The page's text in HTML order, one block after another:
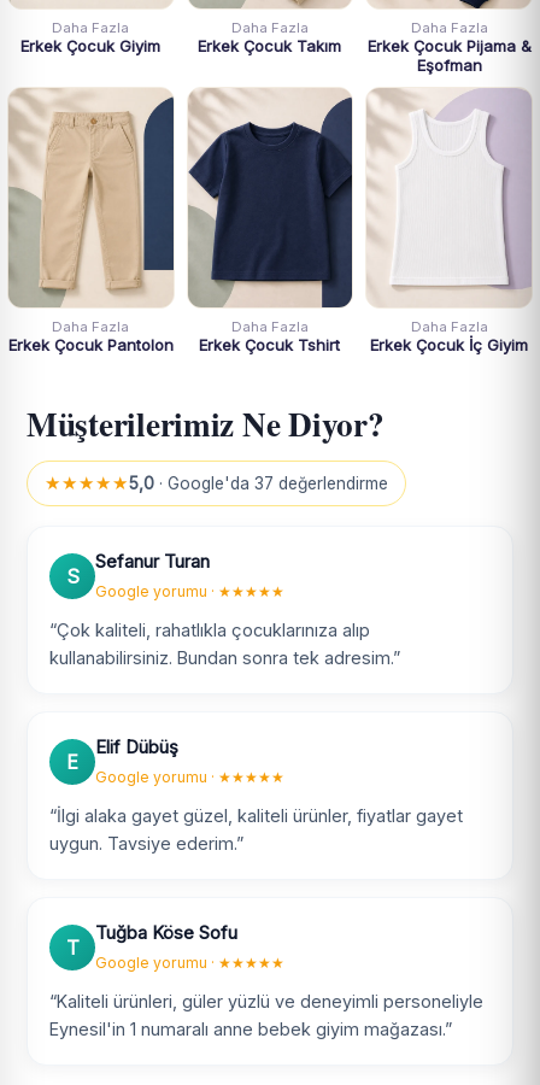
Daha Fazla
Erkek Çocuk Giyim
Daha Fazla
Erkek Çocuk Takım
Daha Fazla
Erkek Çocuk Pijama &
Eşofman
Daha Fazla
Erkek Çocuk Pantolon
Daha Fazla
Erkek Çocuk Tshirt
Daha Fazla
Erkek Çocuk İç Giyim
Müşterilerimiz Ne Diyor?
★★★★★5,0 · Google'da 37 değerlendirme
S
Sefanur Turan
Google yorumu · ★★★★★
“Çok kaliteli, rahatlıkla çocuklarınıza alıp
kullanabilirsiniz. Bundan sonra tek adresim.”
E
Elif Dübüş
Google yorumu · ★★★★★
“İlgi alaka gayet güzel, kaliteli ürünler, fiyatlar gayet
uygun. Tavsiye ederim.”
T
Tuğba Köse Sofu
Google yorumu · ★★★★★
“Kaliteli ürünleri, güler yüzlü ve deneyimli personeliyle
Eynesil'in 1 numaralı anne bebek giyim mağazası.”